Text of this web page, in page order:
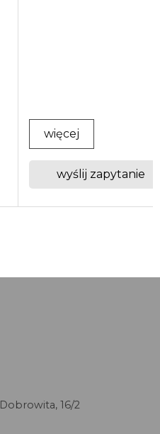
więcej
wyślij zapytanie
16/2